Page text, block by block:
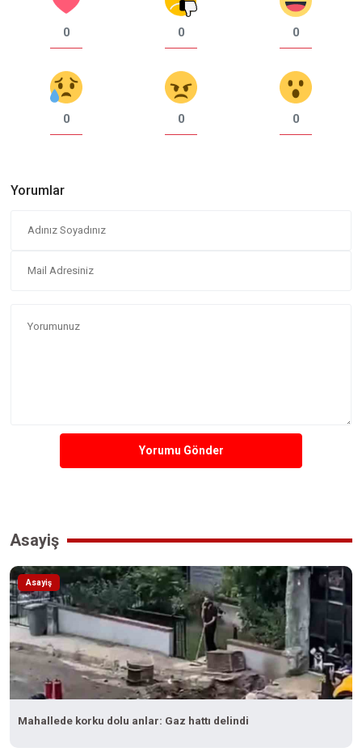
0 0 0
0 0 0
Yorumlar
Yorumu Gönder
Asayiş
Asayiş
Mahallede korku dolu anlar: Gaz hattı delindi